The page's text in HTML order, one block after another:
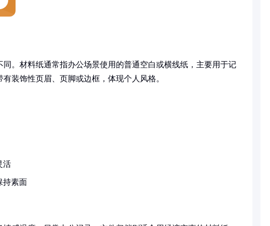
。材料纸通常指办公场景使用的普通空白或横线纸，主要用于记
装饰性页眉、页脚或边框，体现个人风格。
活
持素面